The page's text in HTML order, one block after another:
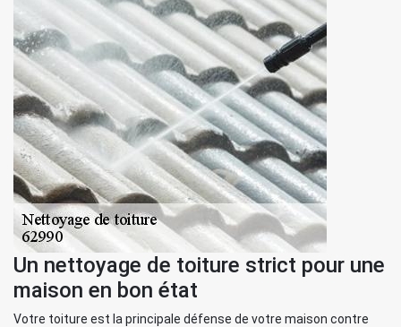
Un nettoyage de toiture strict pour une
maison en bon état
Votre toiture est la principale défense de votre maison contre